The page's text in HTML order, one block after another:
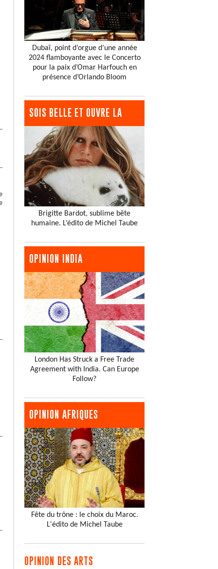
Dubaï, point d’orgue d’une année
2024 flamboyante avec le Concerto
pour la paix d’Omar Harfouch en
présence d’Orlando Bloom
SOIS BELLE ET OUVRE LA
Brigitte Bardot, sublime bête
humaine. L’édito de Michel Taube
OPINION INDIA
London Has Struck a Free Trade
Agreement with India. Can Europe
Follow?
OPINION AFRIQUES
Fête du trône : le choix du Maroc.
L'édito de Michel Taube
OPINION DES ARTS